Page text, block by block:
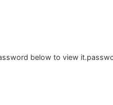
below to view